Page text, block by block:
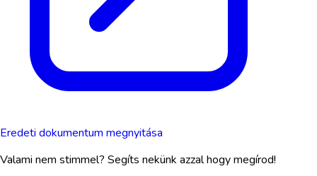
Eredeti dokumentum megnyitása
Valami nem stimmel? Segíts nekünk azzal hogy megírod!